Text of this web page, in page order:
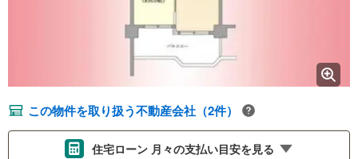
この物件を取り扱う不動産会社（2件）
住宅ローン 月々の支払い目安を見る